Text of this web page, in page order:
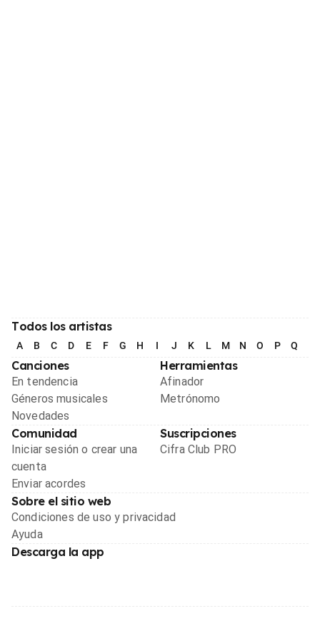
Todos los artistas
A B C D E F G H I J K L M N O P Q
Canciones
En tendencia
Géneros musicales
Novedades
Herramientas
Afinador
Metrónomo
Comunidad
Iniciar sesión o crear una
cuenta
Enviar acordes
Suscripciones
Cifra Club PRO
Sobre el sitio web
Condiciones de uso y privacidad
Ayuda
Descarga la app